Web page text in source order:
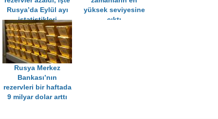
Rusya’da Eylül ayı
istatistikleri
yüksek seviyesine
çıktı
Rusya Merkez
Bankası’nın
rezervleri bir haftada
9 milyar dolar arttı